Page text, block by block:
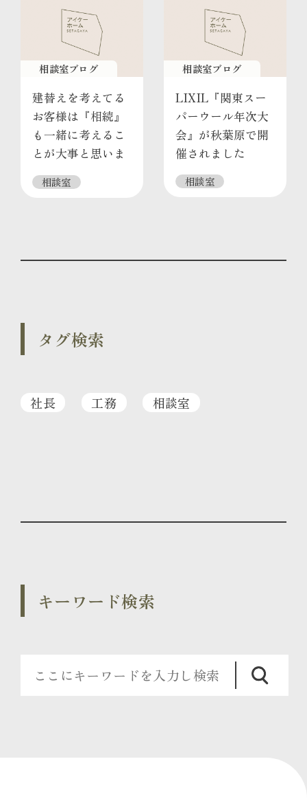
相談室ブログ
建替えを考えてる
お客様は『相続』
も一緒に考えるこ
とが大事と思いま
す
相談室
相談室ブログ
LIXIL『関東スー
パーウール年次大
会』が秋葉原で開
催されました
相談室
タグ検索
社長 工務 相談室
キーワード検索